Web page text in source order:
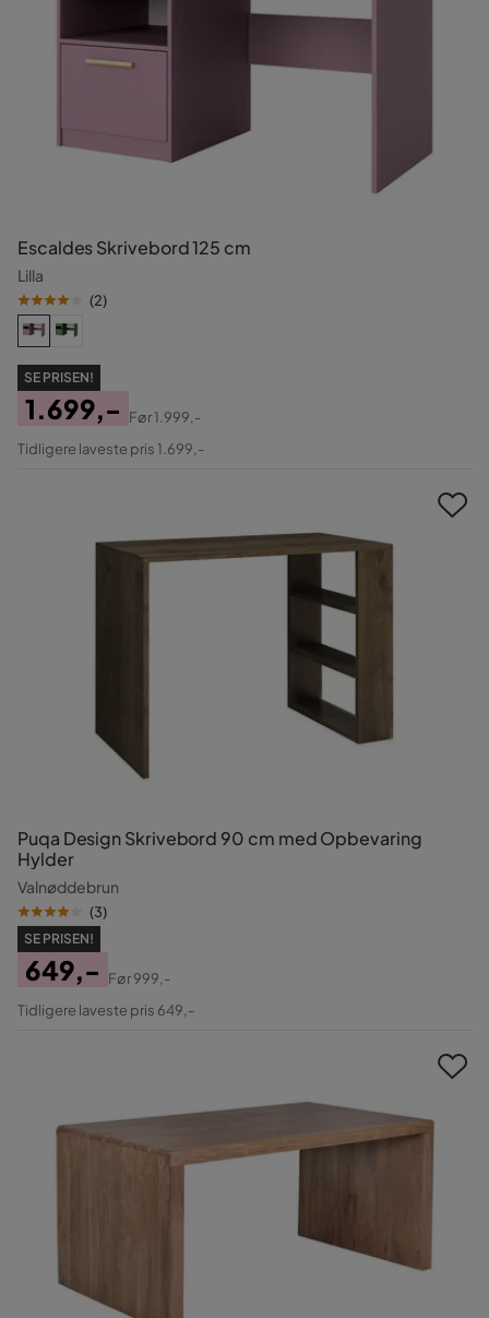
Escaldes Skrivebord 125 cm
Lilla
(2)
SE PRISEN!
Pris
1.699,-
Original
Før1.999,-
Tidligere laveste pris 1.699,-
Puqa Design Skrivebord 90 cm med Opbevaring
Hylder
Valnøddebrun
(3)
SE PRISEN!
Pris
649,-
Original
Før999,-
Tidligere laveste pris 649,-